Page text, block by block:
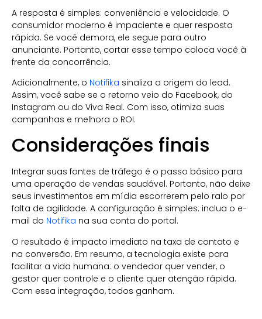
A resposta é simples: conveniência e velocidade. O
consumidor moderno é impaciente e quer resposta
rápida. Se você demora, ele segue para outro
anunciante. Portanto, cortar esse tempo coloca você à
frente da concorrência.
Adicionalmente, o Notifika sinaliza a origem do lead.
Assim, você sabe se o retorno veio do Facebook, do
Instagram ou do Viva Real. Com isso, otimiza suas
campanhas e melhora o ROI.
Considerações finais
Integrar suas fontes de tráfego é o passo básico para
uma operação de vendas saudável. Portanto, não deixe
seus investimentos em mídia escorrerem pelo ralo por
falta de agilidade. A configuração é simples: inclua o e-
mail do Notifika na sua conta do portal.
O resultado é impacto imediato na taxa de contato e
na conversão. Em resumo, a tecnologia existe para
facilitar a vida humana: o vendedor quer vender, o
gestor quer controle e o cliente quer atenção rápida.
Com essa integração, todos ganham.